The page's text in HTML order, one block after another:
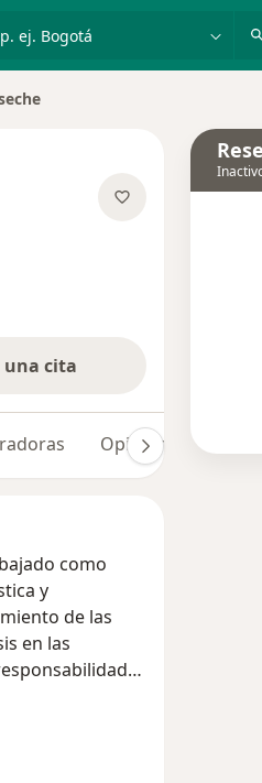
p. ej. Bogotá
una cita
Opiniones (2)
y
de las
en las
y
a mis